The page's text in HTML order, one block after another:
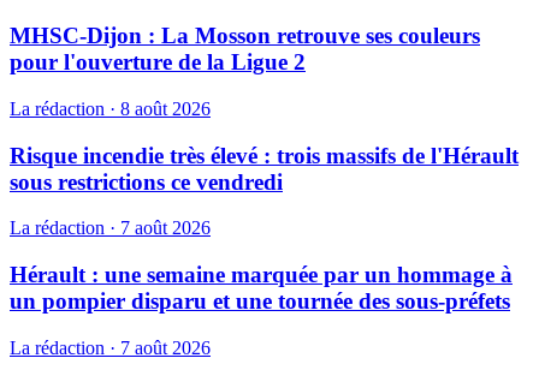
MHSC-Dijon : La Mosson retrouve ses couleurs
pour l'ouverture de la Ligue 2
La rédaction · 8 août 2026
Risque incendie très élevé : trois massifs de l'Hérault
sous restrictions ce vendredi
La rédaction · 7 août 2026
Hérault : une semaine marquée par un hommage à
un pompier disparu et une tournée des sous-préfets
La rédaction · 7 août 2026